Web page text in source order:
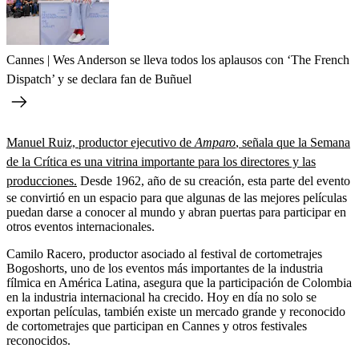
Cannes | Wes Anderson se lleva todos los aplausos con ‘The French
Dispatch’ y se declara fan de Buñuel
Manuel Ruiz, productor ejecutivo de Amparo, señala que la Semana
de la Crítica es una vitrina importante para los directores y las
producciones. Desde 1962, año de su creación, esta parte del evento
se convirtió en un espacio para que algunas de las mejores películas
puedan darse a conocer al mundo y abran puertas para participar en
otros eventos internacionales.
Camilo Racero, productor asociado al festival de cortometrajes
Bogoshorts, uno de los eventos más importantes de la industria
fílmica en América Latina, asegura que la participación de Colombia
en la industria internacional ha crecido. Hoy en día no solo se
exportan películas, también existe un mercado grande y reconocido
de cortometrajes que participan en Cannes y otros festivales
reconocidos.